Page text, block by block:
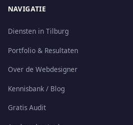
NAVIGATIE
Diensten in Tilburg
Portfolio & Resultaten
Over de Webdesigner
Kennisbank / Blog
Gratis Audit